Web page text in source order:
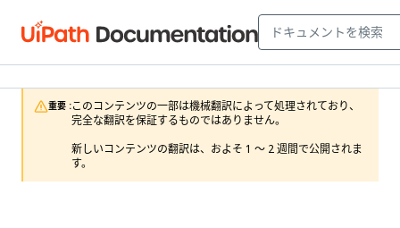
重要 :このコンテンツの一部は機械翻訳によって処理されており、
完全な翻訳を保証するものではありません。
新しいコンテンツの翻訳は、およそ 1 ～ 2 週間で公開されま
す。